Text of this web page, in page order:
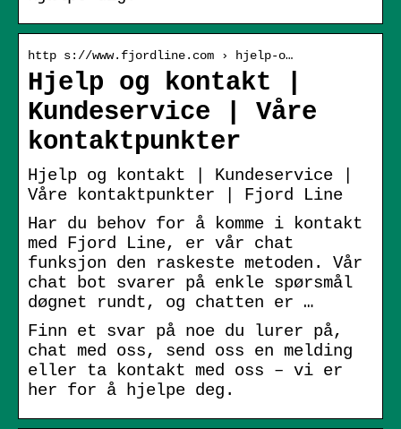
http s://www.fjordline.com › hjelp-o…
Hjelp og kontakt |
Kundeservice | Våre
kontaktpunkter
Hjelp og kontakt | Kundeservice |
Våre kontaktpunkter | Fjord Line
Har du behov for å komme i kontakt
med Fjord Line, er vår chat
funksjon den raskeste metoden. Vår
chat bot svarer på enkle spørsmål
døgnet rundt, og chatten er …
Finn et svar på noe du lurer på,
chat med oss, send oss en melding
eller ta kontakt med oss – vi er
her for å hjelpe deg.